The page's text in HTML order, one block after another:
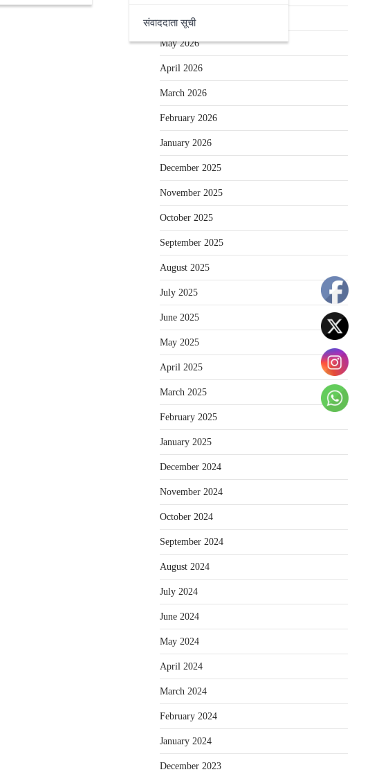
संवाददाता सूची
June 2026
May 2026
April 2026
March 2026
February 2026
January 2026
December 2025
November 2025
October 2025
September 2025
August 2025
July 2025
June 2025
May 2025
April 2025
March 2025
February 2025
January 2025
December 2024
November 2024
October 2024
September 2024
August 2024
July 2024
June 2024
May 2024
April 2024
March 2024
February 2024
January 2024
December 2023